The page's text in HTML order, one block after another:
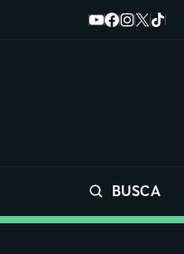
BUSCA